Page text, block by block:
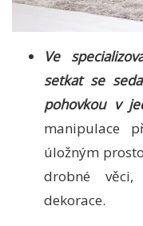
Ve
setkat se
pohovkou v
manipulace
úložným
drobné
dekorace.